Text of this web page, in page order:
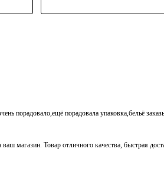
порадовало,ещё порадовала упаковка,бельё
магазин. Товар отличного качества, быстрая